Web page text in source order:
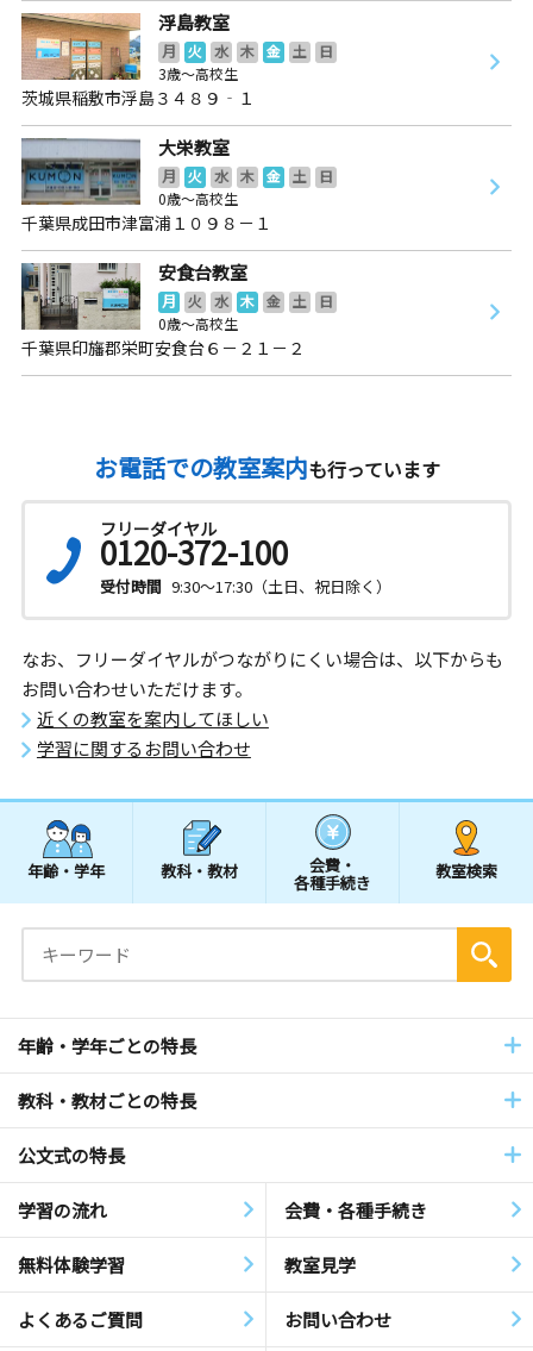
浮島教室
月 火 水 木 金 土
日
3歳～高校生
茨城県稲敷市浮島３４８９‐１
大栄教室
月 火 水 木 金 土
日
0歳～高校生
千葉県成田市津富浦１０９８－１
安食台教室
月 火 水 木 金 土
日
0歳～高校生
千葉県印旛郡栄町安食台６－２１－２
お電話での教室案内も行っています
フリーダイヤル
0120-372-100
受付時間 9:30～17:30（土日、祝日除く）
なお、フリーダイヤルがつながりにくい場合は、以下からも
お問い合わせいただけます。
近くの教室を案内してほしい
学習に関するお問い合わせ
年齢・学年 教科・教材 会費・
各種手続き
教室検索
年齢・学年ごとの特長
教科・教材ごとの特長
公文式の特長
学習の流れ 会費・各種手続き
無料体験学習 教室見学
よくあるご質問 お問い合わせ